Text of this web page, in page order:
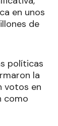
en unos
de
políticas
la
votos en
como